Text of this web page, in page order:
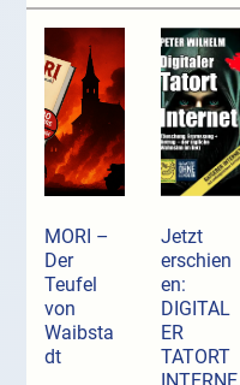
MORI –
Der
Teufel
von
Waibsta
dt
Jetzt
erschien
en:
DIGITAL
ER
TATORT